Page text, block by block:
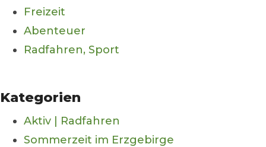
Freizeit
Abenteuer
Radfahren, Sport
Kategorien
Aktiv | Radfahren
Sommerzeit im Erzgebirge